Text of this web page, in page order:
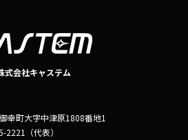
式会社キャステム
幸町大字中津原1808番地1
2221（代表）